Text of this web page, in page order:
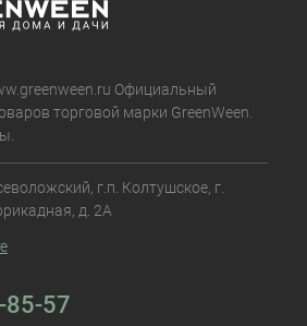
Официальный
торговой марки GreenWeen.
г.п. Колтушское, г.
д. 2А
85-57